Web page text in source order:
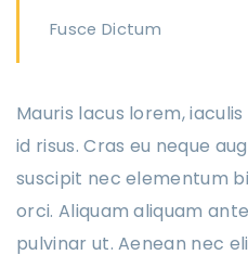
Fusce Dictum
Mauris lacus lorem,
id risus. Cras eu neque
suscipit nec elementum
orci. Aliquam aliquam
pulvinar ut. Aenean nec